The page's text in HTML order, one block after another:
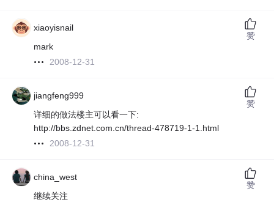
xiaoyisnail
mark
2008-12-31
赞
jiangfeng999
详细的做法楼主可以看一下:
http://bbs.zdnet.com.cn/thread-478719-1-1.html
2008-12-31
赞
china_west
继续关注
赞